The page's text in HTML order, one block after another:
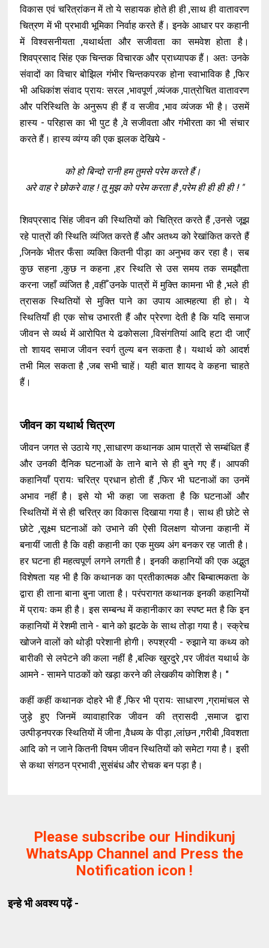
विकास एवं चरित्रांकन में तो ये सहायक होते ही ही ,साथ ही वातावरण
चित्रण में भी प्रभावी भूमिका निर्वाह करते हैं। इनके आधार पर कहानी
में विश्वसनीयता ,यथार्थता और सजीवता का समवेश होता है।
शिवप्रसाद सिंह एक चिन्तक विचारक और प्राध्यापक हैं। अतः उनके
संवादों का विचार बोझिल गंभीर चिन्तकपरक होना स्वाभाविक है ,फिर
भी अधिकांश संवाद प्रायः सरल ,भावपूर्ण ,व्यंजक ,पात्रोचित वातावरण
और परिस्थिति के अनुरूप ही हैं व सजीव ,भाव व्यंजक भी है। उसमें
हास्य - परिहास का भी पुट है ,वे सजीवता और गंभीरता का भी संचार
करते हैं। हास्य व्यंग्य की एक झलक देखिये -
को हो बिन्दो रानी हम तुमसे परेम करते हैं।
अरे वाह रे छोकरे वाह ! तू मुझ को परेम करता है ,परेम ही ही ही ही ! "
शिवप्रसाद सिंह जीवन की स्थितियों को चित्रित करते हैं ,उनसे जूझ
रहे पात्रों की स्थिति व्यंजित करते हैं और अतथ्य को रेखांकित करते हैं
,जिनके भीतर फँसा व्यक्ति कितनी पीड़ा का अनुभव कर रहा है। सब
कुछ सहना ,कुछ न कहना ,हर स्थिति से उस समय तक समझौता
करना जहाँ व्यंजित है ,वहीँ उनके पात्रों में मुक्ति कामना भी है ,भले ही
त्रासक स्थितियों से मुक्ति पाने का उपाय आत्महत्या ही हो। ये
स्थितियाँ ही एक सोच उभारती हैं और प्रेरणा देती है कि यदि समाज
जीवन से व्यर्थ में आरोपित ये ढकोसला ,विसंगतियां आदि हटा दी जाएँ
तो शायद समाज जीवन स्वर्ग तुल्य बन सकता है। यथार्थ को आदर्श
तभी मिल सकता है ,जब सभी चाहें। यही बात शायद वे कहना चाहते
हैं।
जीवन का यथार्थ चित्रण
जीवन जगत से उठाये गए ,साधारण कथानक आम पात्रों से सम्बंधित हैं
और उनकी दैनिक घटनाओं के ताने बाने से ही बुने गए हैं। आपकी
कहानियाँ प्रायः चरित्र प्रधान होती हैं ,फिर भी घटनाओं का उनमें
अभाव नहीं है। इसे यो भी कहा जा सकता है कि घटनाओं और
स्थितियों में से ही चरित्र का विकास दिखाया गया है। साथ ही छोटे से
छोटे ,सूक्ष्म घटनाओं को उभाने की ऐसी विलक्षण योजना कहानी में
बनायीं जाती है कि वही कहानी का एक मुख्य अंग बनकर रह जाती है।
हर घटना ही महत्वपूर्ण लगने लगती है। इनकी कहानियों की एक अद्भुत
विशेषता यह भी है कि कथानक का प्रतीकात्मक और बिम्बात्मकता के
द्वारा ही ताना बाना बुना जाता है। परंपरागत कथानक इनकी कहानियों
में प्रायः कम ही है। इस सम्बन्ध में कहानीकार का स्पष्ट मत है कि इन
कहानियों में रेशमी ताने - बाने को झटके के साथ तोड़ा गया है। स्क्रेच
खोजने वालों को थोड़ी परेशानी होगी। रुपश्रयी - रुझाने या कथ्य को
बारीकी से लपेटने की कला नहीं है ,बल्कि खुरदुरे ,पर जीवंत यथार्थ के
आमने - सामने पाठकों को खड़ा करने की लेखकीय कोशिश है। "
कहीं कहीं कथानक दोहरे भी हैं ,फिर भी प्रायः साधारण ,ग्रामांचल से
जुड़े हुए जिनमें व्यावाहारिक जीवन की त्रासदी ,समाज द्वारा
उत्पीड़नपरक स्थितियों में जीना ,वैधव्य के पीड़ा ,लांछन ,गरीबी ,विवशता
आदि को न जाने कितनी विषम जीवन स्थितियों को समेटा गया है। इसी
से कथा संगठन प्रभावी ,सुसंबंध और रोचक बन पड़ा है।
Please subscribe our Hindikunj
WhatsApp Channel and Press the
Notification icon !
इन्हे भी अवश्य पढ़ें -